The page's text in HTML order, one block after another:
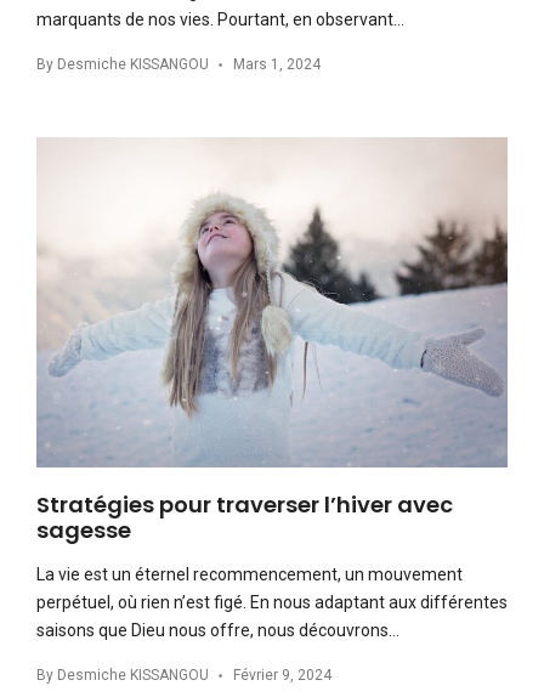
marquants de nos vies. Pourtant, en observant…
By Desmiche KISSANGOU Mars 1, 2024
Stratégies pour traverser l’hiver avec
sagesse
La vie est un éternel recommencement, un mouvement
perpétuel, où rien n’est figé. En nous adaptant aux différentes
saisons que Dieu nous offre, nous découvrons…
By Desmiche KISSANGOU Février 9, 2024